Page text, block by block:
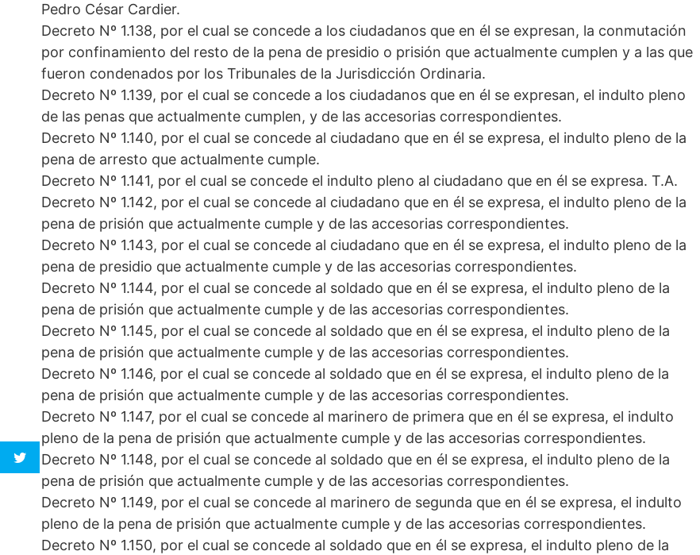
Pedro César Cardier.
Decreto Nº 1.138, por el cual se concede a los ciudadanos que en él se expresan, la conmutación
por confinamiento del resto de la pena de presidio o prisión que actualmente cumplen y a las que
fueron condenados por los Tribunales de la Jurisdicción Ordinaria.
Decreto Nº 1.139, por el cual se concede a los ciudadanos que en él se expresan, el indulto pleno
de las penas que actualmente cumplen, y de las accesorias correspondientes.
Decreto Nº 1.140, por el cual se concede al ciudadano que en él se expresa, el indulto pleno de la
pena de arresto que actualmente cumple.
Decreto Nº 1.141, por el cual se concede el indulto pleno al ciudadano que en él se expresa. T.A.
Decreto Nº 1.142, por el cual se concede al ciudadano que en él se expresa, el indulto pleno de la
pena de prisión que actualmente cumple y de las accesorias correspondientes.
Decreto Nº 1.143, por el cual se concede al ciudadano que en él se expresa, el indulto pleno de la
pena de presidio que actualmente cumple y de las accesorias correspondientes.
Decreto Nº 1.144, por el cual se concede al soldado que en él se expresa, el indulto pleno de la
pena de prisión que actualmente cumple y de las accesorias correspondientes.
Decreto Nº 1.145, por el cual se concede al soldado que en él se expresa, el indulto pleno de la
pena de prisión que actualmente cumple y de las accesorias correspondientes.
Decreto Nº 1.146, por el cual se concede al soldado que en él se expresa, el indulto pleno de la
pena de prisión que actualmente cumple y de las accesorias correspondientes.
Decreto Nº 1.147, por el cual se concede al marinero de primera que en él se expresa, el indulto
pleno de la pena de prisión que actualmente cumple y de las accesorias correspondientes.
Decreto Nº 1.148, por el cual se concede al soldado que en él se expresa, el indulto pleno de la
pena de prisión que actualmente cumple y de las accesorias correspondientes.
Decreto Nº 1.149, por el cual se concede al marinero de segunda que en él se expresa, el indulto
pleno de la pena de prisión que actualmente cumple y de las accesorias correspondientes.
Decreto Nº 1.150, por el cual se concede al soldado que en él se expresa, el indulto pleno de la